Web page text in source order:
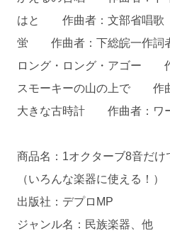
はと 作曲者：文部省唱歌
蛍 作曲者：下総皖一作詞
ロング・ロング・アゴー
スモーキーの山の上で 作
大きな古時計 作曲者：ワ
商品名：1オクターブ8音だ
（いろんな楽器に使える！）
出版社：デプロMP
ジャンル名：民族楽器、他